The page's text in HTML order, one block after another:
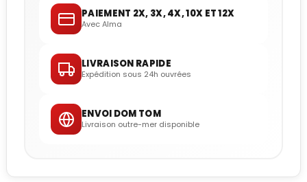
PAIEMENT 2X, 3X, 4X, 10X ET 12X
Avec Alma
LIVRAISON RAPIDE
Expédition sous 24h ouvrées
ENVOI DOM TOM
Livraison outre-mer disponible